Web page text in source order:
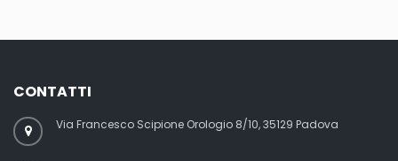
CONTATTI
Via Francesco Scipione Orologio 8/10, 35129 Padova